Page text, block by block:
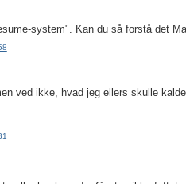
system". Kan du så forstå det
ved ikke, hvad jeg ellers skulle